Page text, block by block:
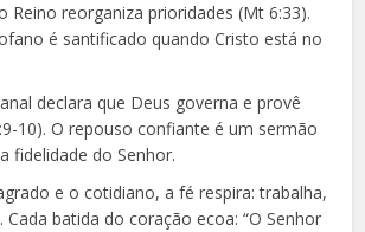
Reino reorganiza prioridades (Mt 6:33).
é santificado quando Cristo está no
declara que Deus governa e provê
10). O repouso confiante é um sermão
fidelidade do Senhor.
e o cotidiano, a fé respira: trabalha,
Cada batida do coração ecoa: “O Senhor